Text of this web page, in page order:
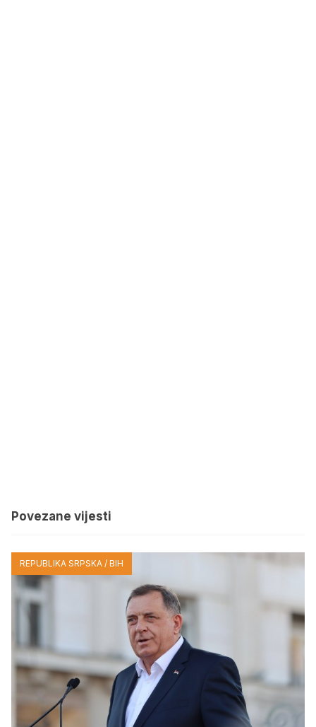
Povezane vijesti
REPUBLIKA SRPSKA / BIH